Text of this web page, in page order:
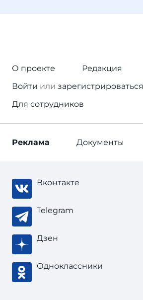
О проекте
Редакция
Войти или зарегистрироваться
Для сотрудников
Реклама Документы
Вконтакте
Telegram
Дзен
Одноклассники